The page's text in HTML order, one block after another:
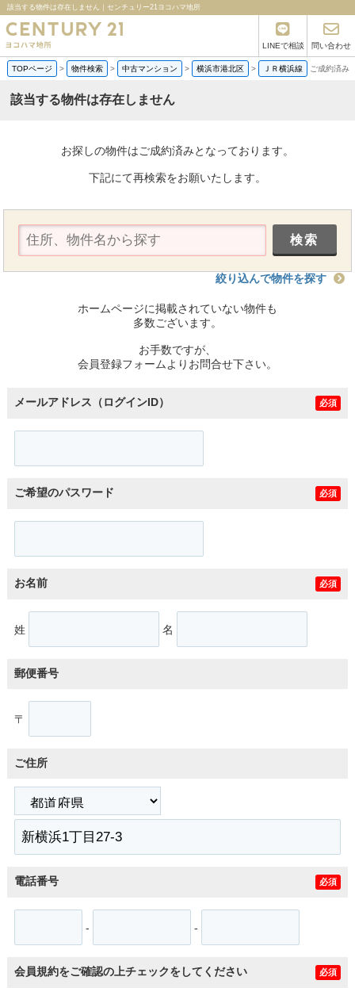
該当する物件は存在しません｜センチュリー21ヨコハマ地所
LINEで相談 問い合わせ
TOPページ > 物件検索 > 中古マンション > 横浜市港北区 > ＪＲ横浜線 ご成約済み
該当する物件は存在しません
お探しの物件はご成約済みとなっております。
下記にて再検索をお願いたします。
絞り込んで物件を探す
ホームページに掲載されていない物件も
多数ございます。
お手数ですが、
会員登録フォームよりお問合せ下さい。
メールアドレス（ログインID） 必須
ご希望のパスワード 必須
お名前 必須
姓 名
郵便番号
〒
ご住所
電話番号 必須
- -
会員規約をご確認の上チェックをしてください 必須